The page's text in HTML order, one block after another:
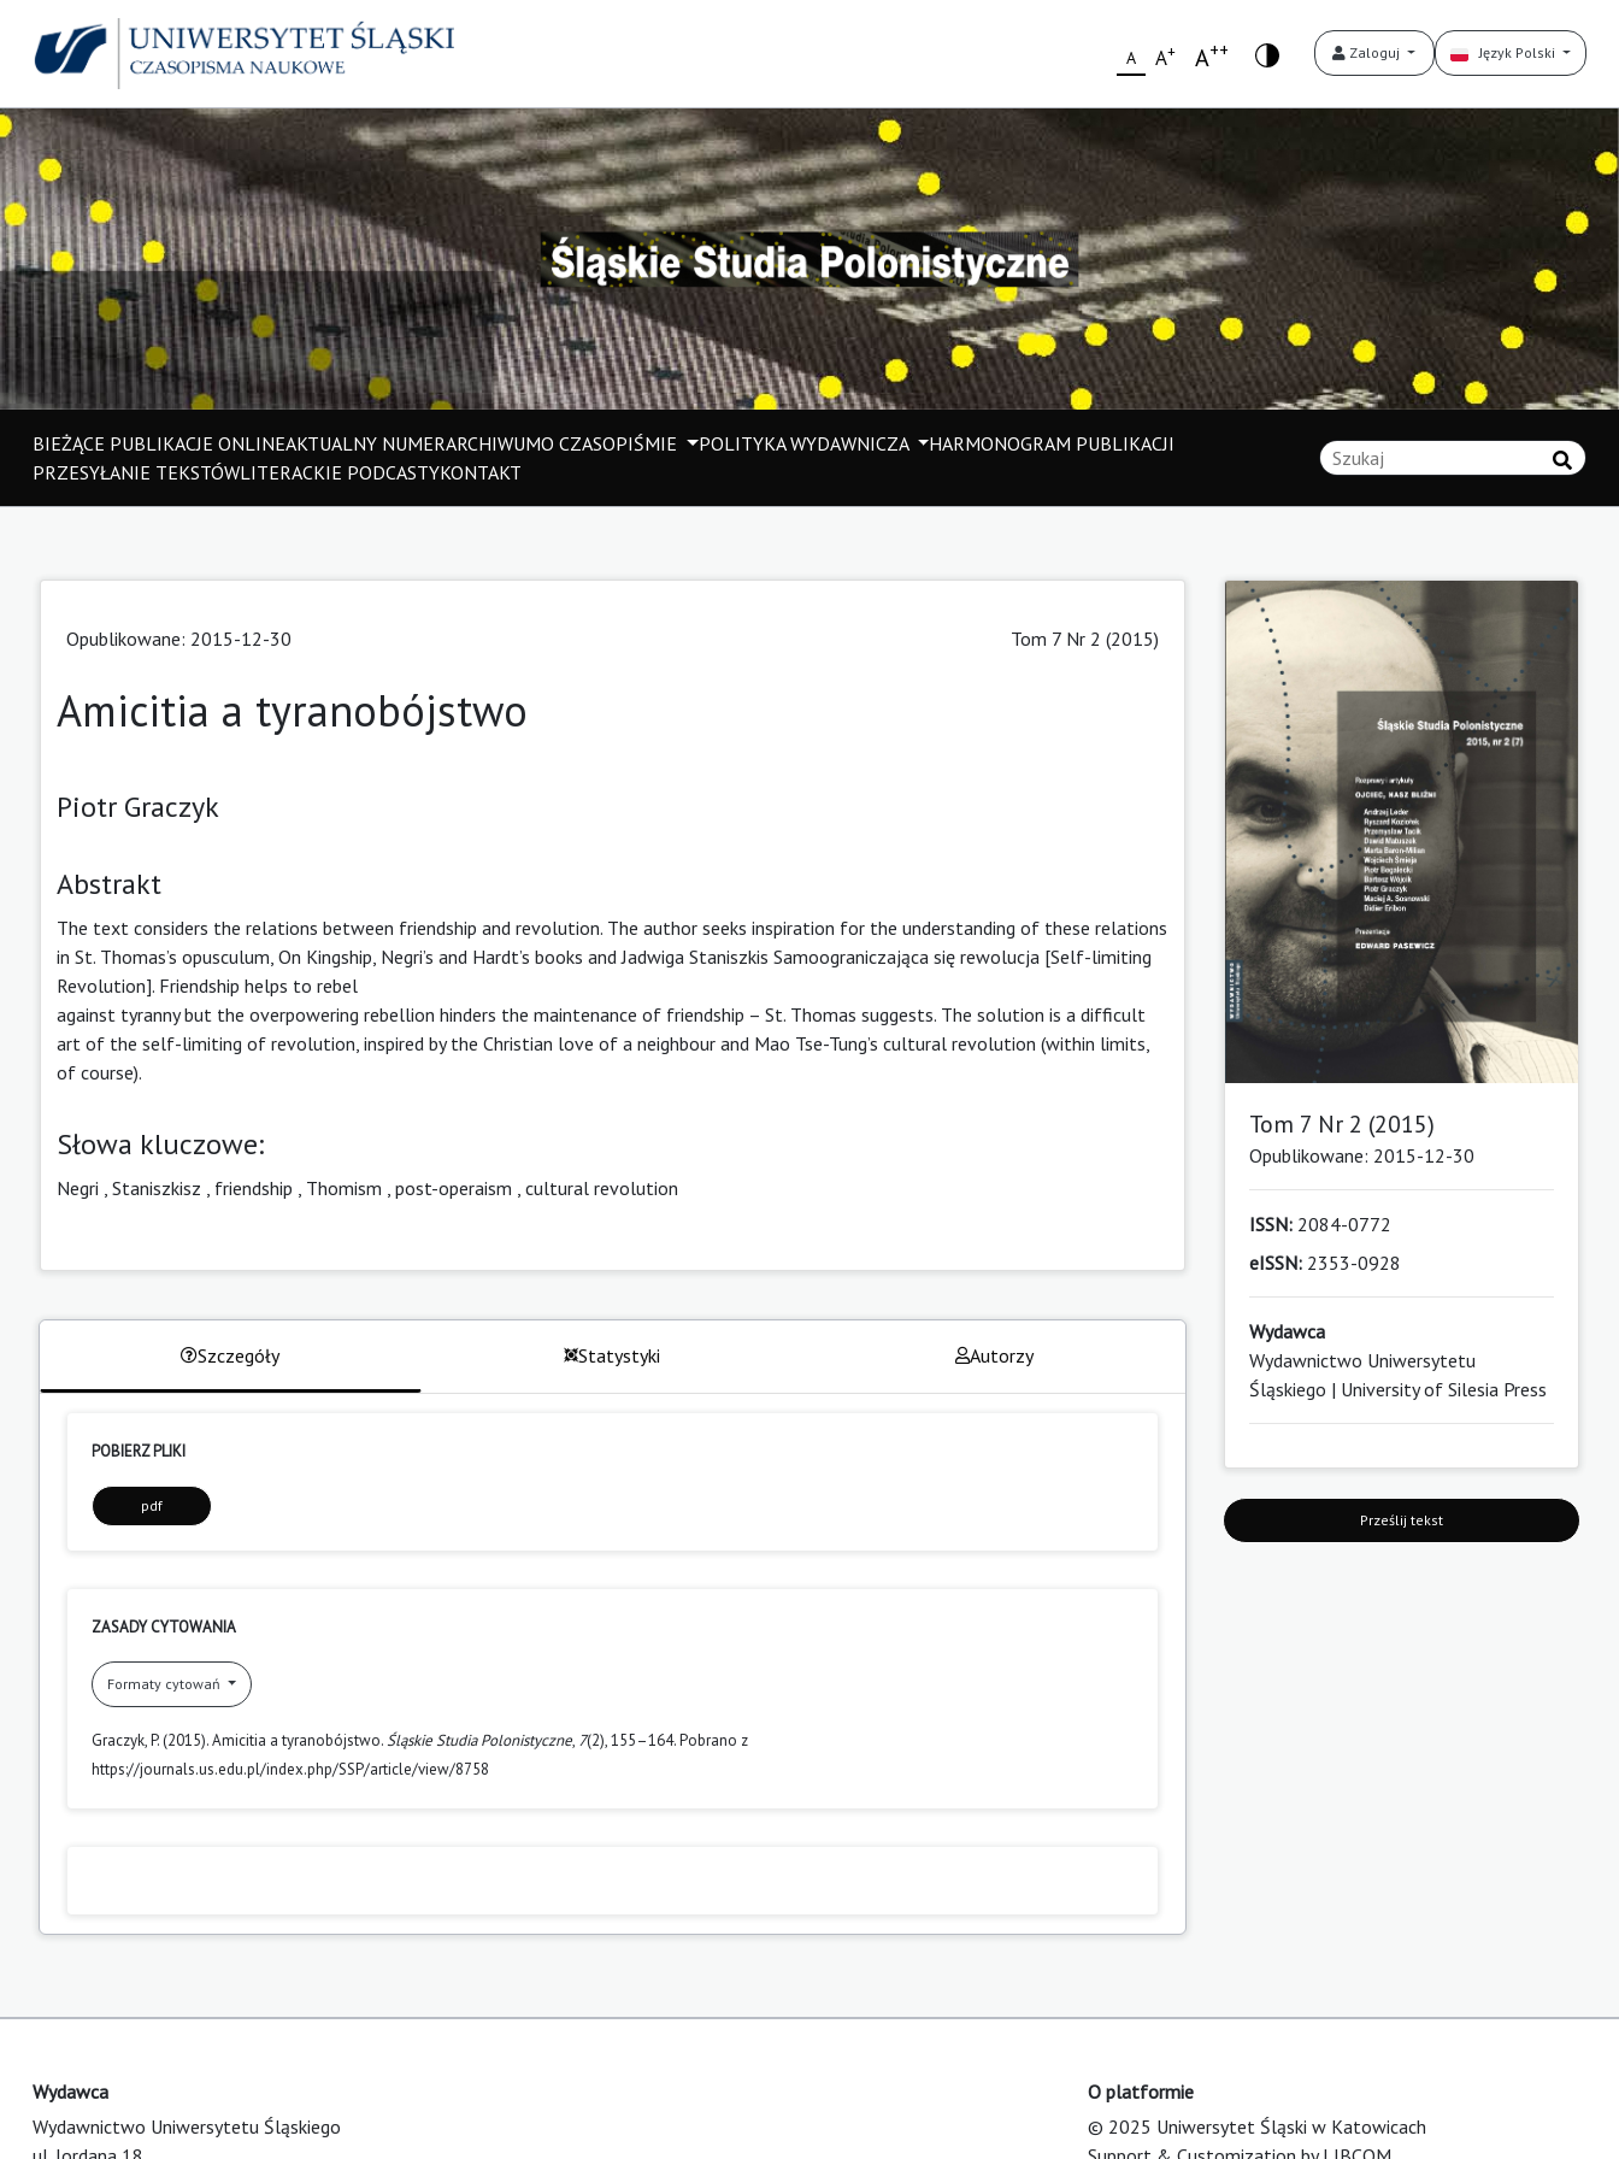
A A+ A++ Zaloguj Język Polski
BIEŻĄCE PUBLIKACJE ONLINEAKTUALNY NUMERARCHIWUMO CZASOPIŚMIE POLITYKA WYDAWNICZA
HARMONOGRAM PUBLIKACJI
PRZESYŁANIE TEKSTÓWLITERACKIE PODCASTYKONTAKT
Opublikowane: 2015-12-30 Tom 7 Nr 2 (2015)
Amicitia a tyranobójstwo
Piotr Graczyk
Abstrakt
The text considers the relations between friendship and revolution. The author seeks inspiration for the understanding of these relations
in St. Thomas’s opusculum, On Kingship, Negri’s and Hardt’s books and Jadwiga Staniszkis Samoograniczająca się rewolucja [Self-limiting
Revolution]. Friendship helps to rebel
against tyranny but the overpowering rebellion hinders the maintenance of friendship – St. Thomas suggests. The solution is a difficult
art of the self-limiting of revolution, inspired by the Christian love of a neighbour and Mao Tse-Tung’s cultural revolution (within limits,
of course).
Słowa kluczowe:
Negri Staniszkisz friendship Thomism post-operaism cultural revolution
Szczegóły Statystyki Autorzy
POBIERZ PLIKI
pdf
ZASADY CYTOWANIA
Formaty cytowań
Graczyk, P. (2015). Amicitia a tyranobójstwo.Śląskie Studia Polonistyczne, 7(2), 155–164. Pobrano z
https://journals.us.edu.pl/index.php/SSP/article/view/8758
Tom 7 Nr 2 (2015)
Opublikowane: 2015-12-30
ISSN:2084-0772
eISSN:2353-0928
Wydawca
Wydawnictwo Uniwersytetu
Śląskiego | University of Silesia Press
Prześlij tekst
Wydawca
Wydawnictwo Uniwersytetu Śląskiego
O platformie
© 2025 Uniwersytet Śląski w Katowicach